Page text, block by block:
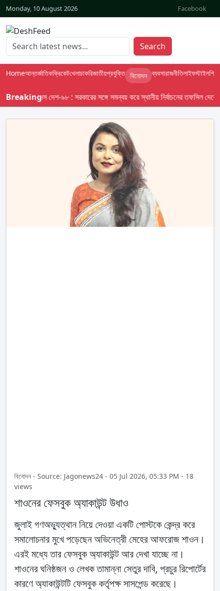
Monday, 10 August 2026 Facebook
Search
Homeআন্তর্জাতিকক্রিকেটখেলাচাকরিজাতীয়প্রযুক্তি বিনোদন ব্যবসারাজনীতিলাইফস্টাইলশিক্ষা
Breakingবাসস দেশ-৯৮ : সরকারের সঙ্গে সমন্বয় করে স্থানীয় নির্বাচনের তফসিল দেবে
বিনোদন - Source: Jagonews24 - 05 Jul 2026, 05:33 PM - 18
views
শাওনের ফেসবুক অ্যাকাউন্ট উধাও
জুলাই গণঅভ্যুত্থান নিয়ে দেওয়া একটি পোস্টকে কেন্দ্র করে
সমালোচনার মুখে পড়েছেন অভিনেত্রী মেহের আফরোজ শাওন।
এরই মধ্যে তার ফেসবুক অ্যাকাউন্ট আর দেখা যাচ্ছে না।
শাওনের ঘনিষ্ঠজন ও লেখক তামান্না সেতুর দাবি, প্রচুর রিপোর্টের
কারণে অ্যাকাউন্টটি ফেসবুক কর্তৃপক্ষ সাসপেন্ড করেছে।